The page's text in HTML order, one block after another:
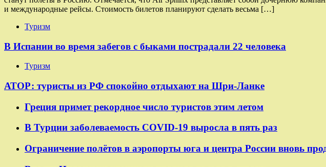
и международные рейсы. Стоимость билетов планируют сделать весьма […]
Туризм
В Испании во время забегов с быками пострадали 22 человека
Туризм
АТОР: туристы из РФ спокойно отдыхают на Шри-Ланке
Греция примет рекордное число туристов этим летом
В Турции заболеваемость COVID-19 выросла в пять раз
Ограничение полётов в аэропорты юга и центра России вновь